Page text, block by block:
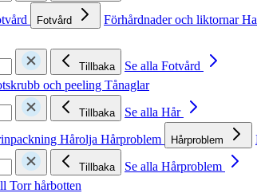
Fotvård Förhårdnader och liktornar
Tillbaka
Se alla Fotvård
och peeling Tånaglar
Tillbaka
Se alla Hår
Hårolja Hårproblem Hårproblem
Tillbaka
Se alla Hårproblem
Torr hårbotten